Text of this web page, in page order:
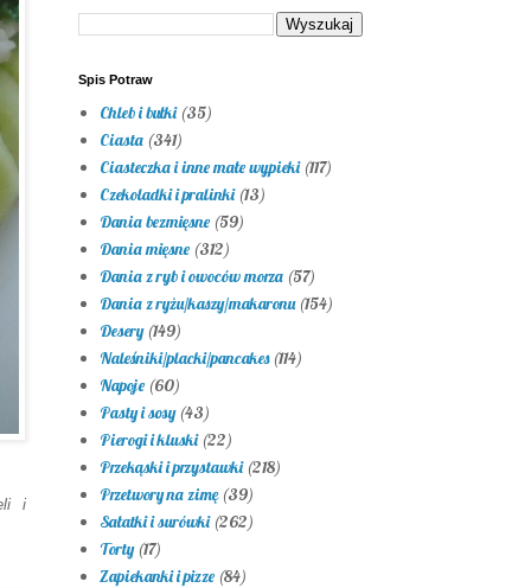
i
Spis Potraw
Chleb i bułki (35)
Ciasta (341)
Ciasteczka i inne małe wypieki (117)
Czekoladki i pralinki (13)
Dania bezmięsne (59)
Dania mięsne (312)
Dania z ryb i owoców morza (57)
Dania z ryżu/kaszy/makaronu (154)
Desery (149)
Naleśniki/placki/pancakes (114)
Napoje (60)
Pasty i sosy (43)
Pierogi i kluski (22)
Przekąski i przystawki (218)
Przetwory na zimę (39)
Sałatki i surówki (262)
Torty (17)
Zapiekanki i pizze (84)